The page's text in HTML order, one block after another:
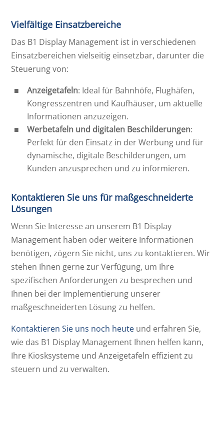
Vielfältige Einsatzbereiche
Das B1 Display Management ist in verschiedenen
Einsatzbereichen vielseitig einsetzbar, darunter die
Steuerung von:
Anzeigetafeln: Ideal für Bahnhöfe, Flughäfen,
Kongresszentren und Kaufhäuser, um aktuelle
Informationen anzuzeigen.
Werbetafeln und digitalen Beschilderungen:
Perfekt für den Einsatz in der Werbung und für
dynamische, digitale Beschilderungen, um
Kunden anzusprechen und zu informieren.
Kontaktieren Sie uns für maßgeschneiderte
Lösungen
Wenn Sie Interesse an unserem B1 Display
Management haben oder weitere Informationen
benötigen, zögern Sie nicht, uns zu kontaktieren. Wir
stehen Ihnen gerne zur Verfügung, um Ihre
spezifischen Anforderungen zu besprechen und
Ihnen bei der Implementierung unserer
maßgeschneiderten Lösung zu helfen.
Kontaktieren Sie uns noch heute und erfahren Sie,
wie das B1 Display Management Ihnen helfen kann,
Ihre Kiosksysteme und Anzeigetafeln effizient zu
steuern und zu verwalten.